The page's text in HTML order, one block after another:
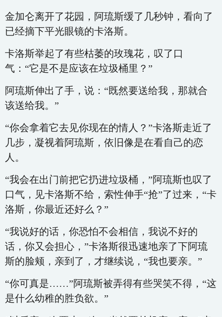
金加仑离开了花园，阿琉斯缓了几秒钟，看向了
已经摘下平光眼镜的卡洛斯。
卡洛斯举起了有些枯萎的玫瑰花，叹了口
气：“它是不是应该在垃圾桶里？”
阿琉斯伸出了手，说：“既然要送给我，那就合
该送给我。”
“你会拿着它去见你现在的情人？”卡洛斯走近了
几步，凝视着阿琉斯，依旧像是在看自己的恋
人。
“我会在出门前把它扔进垃圾桶，”阿琉斯也叹了
口气，见卡洛斯不给，索性伸手“抢”了过来，“卡
洛斯，你最近还好么？”
“我说好的话，你恐怕不会相信，我说不好的
话，你又会担心，”卡洛斯很迅速地亲了下阿琉
斯的脸颊，亲到了，才继续说，“我也要亲。”
“你可真是……”阿琉斯被弄得有些哭笑不得，“这
是什么幼稚的胜负欲。”